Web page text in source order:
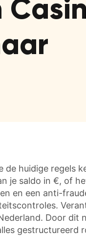
huidige regels
je saldo in €, of
en een anti-
Door dit
gestructureerd